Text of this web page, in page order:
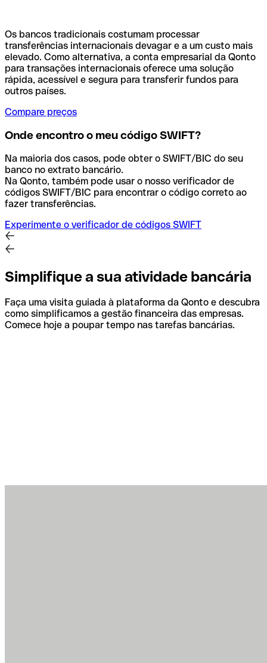
Os bancos tradicionais costumam processar
transferências internacionais devagar e a um custo mais
elevado. Como alternativa, a conta empresarial da Qonto
para transações internacionais oferece uma solução
rápida, acessível e segura para transferir fundos para
outros países.
Compare preços
Onde encontro o meu código SWIFT?
Na maioria dos casos, pode obter o SWIFT/BIC do seu
banco no extrato bancário.
Na Qonto, também pode usar o nosso verificador de
códigos SWIFT/BIC para encontrar o código correto ao
fazer transferências.
Experimente o verificador de códigos SWIFT
Simplifique a sua atividade bancária
Faça uma visita guiada à plataforma da Qonto e descubra
como simplificamos a gestão financeira das empresas.
Comece hoje a poupar tempo nas tarefas bancárias.